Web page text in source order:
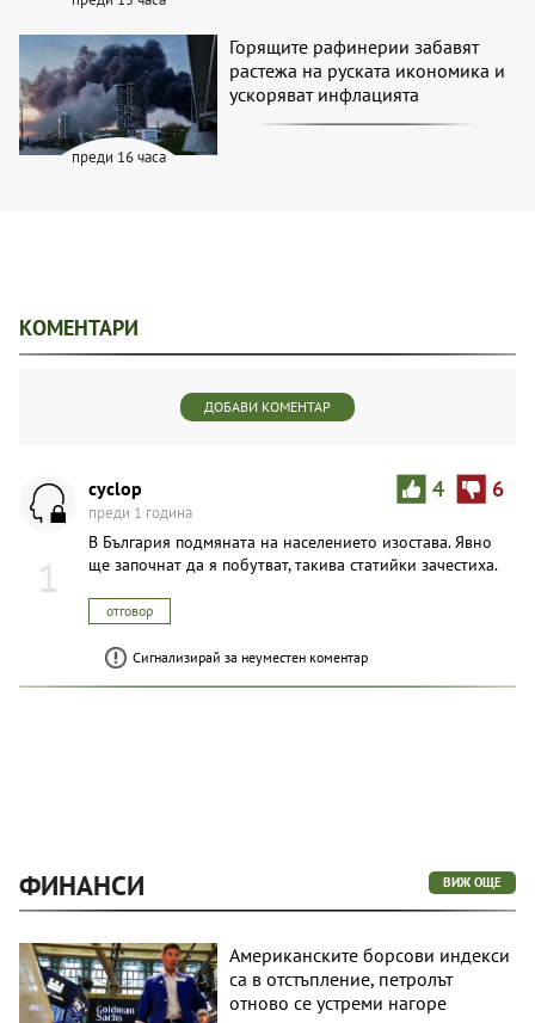
преди 16 часа
Горящите рафинерии забавят
растежа на руската икономика и
ускоряват инфлацията
КОМЕНТАРИ
ДОБАВИ КОМЕНТАР
1
4 6
cyclop
преди 1 година
В България подмяната на населението изостава. Явно
ще започнат да я побутват, такива статийки зачестиха.
отговор
Сигнализирай за неуместен коментар
ФИНАНСИ ВИЖ ОЩЕ
Американските борсови индекси
са в отстъпление, петролът
отново се устреми нагоре